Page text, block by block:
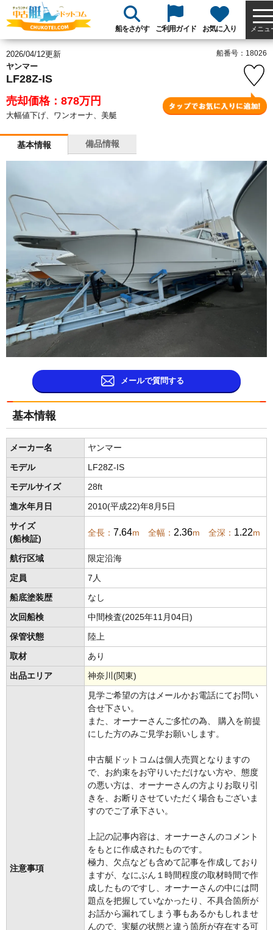
船をさがす ご利用ガイド お気に入り メニュ
2026/04/12更新
ヤンマー
LF28Z-IS
売却価格：878万円
大幅値下げ、ワンオーナ、美艇
船番号：18026
基本情報 備品情報
メールで質問する
基本情報
メーカー名 ヤンマー
モデル LF28Z-IS
モデルサイズ 28ft
進水年月日 2010(平成22)年8月5日
サイズ
(船検証)
全長： 7.64m 全幅： 2.36m 全深： 1.22m
航行区域 限定沿海
定員 7人
船底塗装歴 なし
次回船検 中間検査(2025年11月04日)
保管状態 陸上
取材 あり
出品エリア 神奈川(関東)
注意事項
見学ご希望の方はメールかお電話にてお問い
合せ下さい。
また、オーナーさんご多忙の為、 購入を前提
にした方のみご見学お願いします。
中古艇ドットコムは個人売買となりますの
で、お約束をお守りいただけない方や、態度
の悪い方は、オーナーさんの方よりお取り引
きを、お断りさせていただく場合もございま
すのでご了承下さい。
上記の記事内容は、オーナーさんのコメント
をもとに作成されたものです。
極力、欠点なども含めて記事を作成しており
ますが、なにぶん１時間程度の取材時間で作
成したものですし、オーナーさんの中には問
題点を把握していなかったり、不具合箇所が
お話から漏れてしまう事もあるかもしれませ
んので、実艇の状態と違う箇所が存在する可